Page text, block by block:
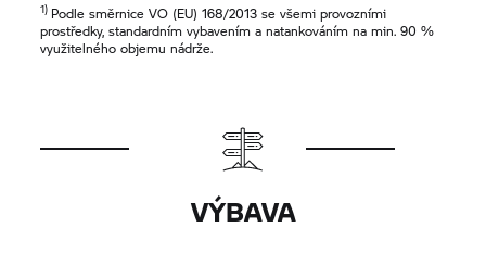
1) Podle směrnice VO (EU) 168/2013 se všemi provozními
prostředky, standardním vybavením a natankováním na min. 90 %
využitelného objemu nádrže.
VÝBAVA